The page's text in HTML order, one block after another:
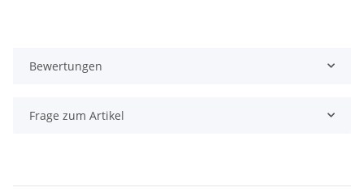
Bewertungen
Frage zum Artikel